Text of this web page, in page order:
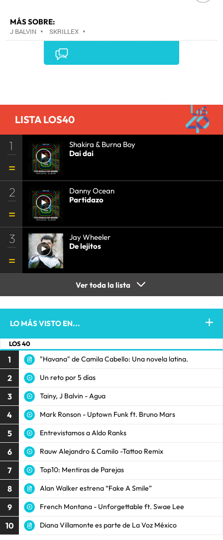
MÁS SOBRE:
J BALVIN • SKRILLEX •
LISTA LOS40
1
Shakira & Burna Boy
Dai dai
2
Danny Ocean
Partidazo
3
Jay Wheeler
De lejitos
Ver toda la lista
LO MÁS VISTO EN...
LOS 40
1 "Havana" de Camila Cabello: Una novela latina.
2 Un reto por 5 días
3 Tainy, J Balvin - Agua
4 Mark Ronson - Uptown Funk ft. Bruno Mars
5 Entrevistamos a Aldo Ranks
6 Rauw Alejandro & Camilo -Tattoo Remix
7 Top10: Mentiras de Parejas
8 Alan Walker estrena “Fake A Smile”
9 French Montana - Unforgettable ft. Swae Lee
10 Diana Villamonte es parte de La Voz México